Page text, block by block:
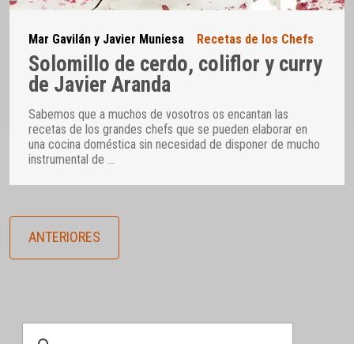
Mar Gavilán y Javier Muniesa Recetas de los Chefs
Solomillo de cerdo, coliflor y curry
de Javier Aranda
Sabemos que a muchos de vosotros os encantan las
recetas de los grandes chefs que se pueden elaborar en
una cocina doméstica sin necesidad de disponer de mucho
instrumental de
ANTERIORES